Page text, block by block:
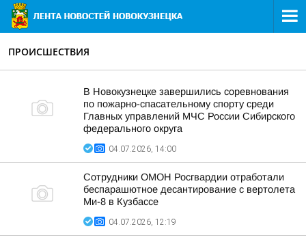
ПРОИСШЕСТВИЯ
В Новокузнецке завершились соревнования
по пожарно-спасательному спорту среди
Главных управлений МЧС России Сибирского
федерального округа
04.07.2026, 14:00
Сотрудники ОМОН Росгвардии отработали
беспарашютное десантирование с вертолета
Ми-8 в Кузбассе
04.07.2026, 12:19